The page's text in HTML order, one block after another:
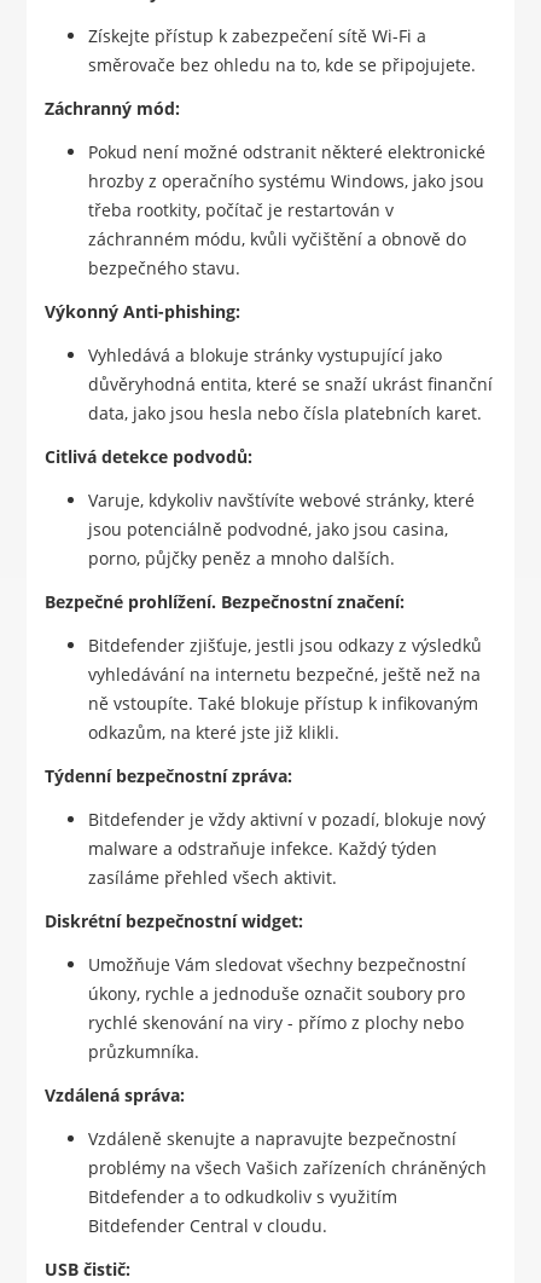
Získejte přístup k zabezpečení sítě Wi-Fi a
směrovače bez ohledu na to, kde se připojujete.
Záchranný mód:
Pokud není možné odstranit některé elektronické
hrozby z operačního systému Windows, jako jsou
třeba rootkity, počítač je restartován v
záchranném módu, kvůli vyčištění a obnově do
bezpečného stavu.
Výkonný Anti-phishing:
Vyhledává a blokuje stránky vystupující jako
důvěryhodná entita, které se snaží ukrást finanční
data, jako jsou hesla nebo čísla platebních karet.
Citlivá detekce podvodů:
Varuje, kdykoliv navštívíte webové stránky, které
jsou potenciálně podvodné, jako jsou casina,
porno, půjčky peněz a mnoho dalších.
Bezpečné prohlížení. Bezpečnostní značení:
Bitdefender zjišťuje, jestli jsou odkazy z výsledků
vyhledávání na internetu bezpečné, ještě než na
ně vstoupíte. Také blokuje přístup k infikovaným
odkazům, na které jste již klikli.
Týdenní bezpečnostní zpráva:
Bitdefender je vždy aktivní v pozadí, blokuje nový
malware a odstraňuje infekce. Každý týden
zasíláme přehled všech aktivit.
Diskrétní bezpečnostní widget:
Umožňuje Vám sledovat všechny bezpečnostní
úkony, rychle a jednoduše označit soubory pro
rychlé skenování na viry - přímo z plochy nebo
průzkumníka.
Vzdálená správa:
Vzdáleně skenujte a napravujte bezpečnostní
problémy na všech Vašich zařízeních chráněných
Bitdefender a to odkudkoliv s využitím
Bitdefender Central v cloudu.
USB čistič: